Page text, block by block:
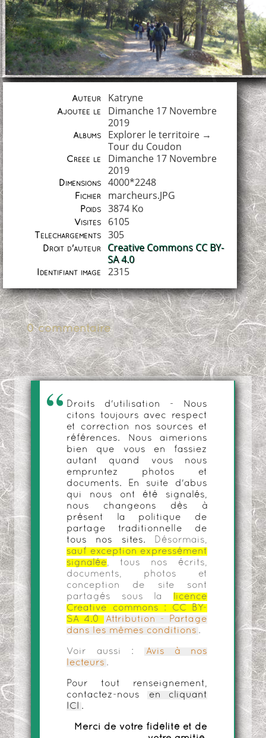
Auteur Katryne
Ajoutée le
Dimanche 17 Novembre
2019
Albums Explorer le territoire→
Tour du Coudon
Créée le
Dimanche 17 Novembre
2019
Dimensions 4000*2248
Fichier marcheurs.JPG
Poids 3874 Ko
Visites 6105
Téléchargements 305
Droit d'auteur
Creative Commons CC BY-
SA 4.0
Identifiant image 2315
0 commentaire
Droits d'utilisation - Nous
citons toujours avec respect
et correction nos sources et
références. Nous aimerions
bien que vous en fassiez
autant quand vous nous
empruntez photos et
documents. En suite d'abus
qui nous ont été signalés,
nous changeons dès à
présent la politique de
partage traditionnelle de
tous nos sites.
Désormais,
sauf exception expressément
signalée, tous nos écrits,
documents, photos et
conception de site sont
partagés sous la
licence
Creative commons :
CC BY-
SA 4.0
Attribution - Partage
dans les mêmes conditions .
Voir aussi :
Avis à nos
lecteurs .
Pour tout renseignement,
contactez-nous
en cliquant
ICI
.
Merci de votre fidélité et de